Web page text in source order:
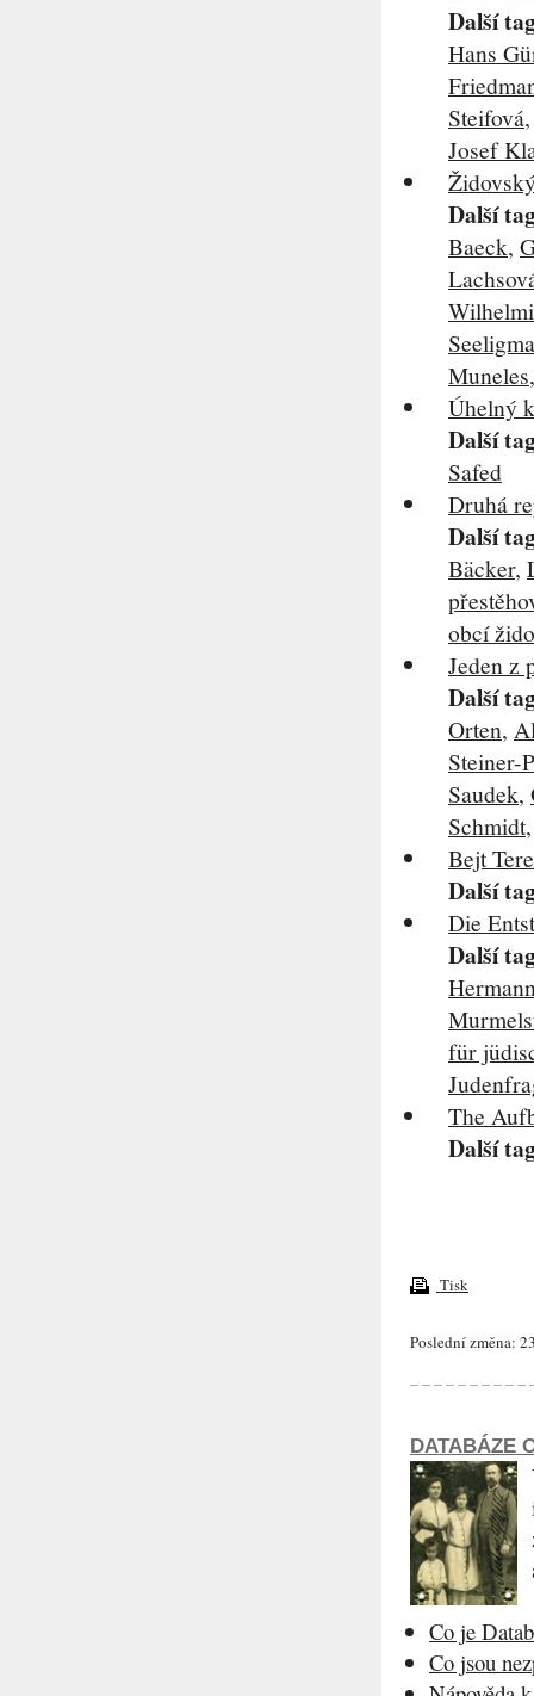
Další
Hans
Steifová
Josef
Další
Baeck,
Muneles
Úhelný
Další
Safed
Druhá
Další
Bäcker,
obcí
Jeden z
Další
Orten,
Steiner-
Saudek,
Schmidt
Bejt
Další
Die
Další
für
The
Další
Tisk
Poslední změna:
DATABÁZE
Co je
Co jsou